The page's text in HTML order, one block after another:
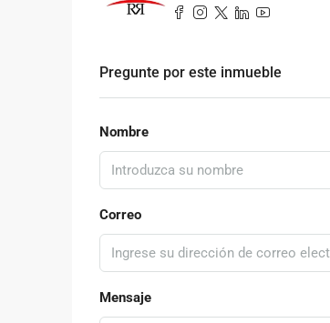
Pregunte por este inmueble
Nombre
Correo
Mensaje